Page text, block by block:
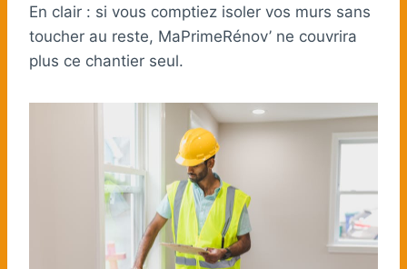
En clair : si vous comptiez isoler vos murs sans
toucher au reste, MaPrimeRénov’ ne couvrira
plus ce chantier seul.